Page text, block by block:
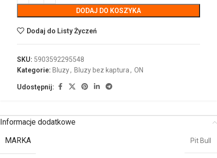
DODAJ DO KOSZYKA
Dodaj do Listy Życzeń
SKU: 5903592295548
Kategorie: Bluzy, Bluzy bez kaptura, ON
Udostępnij:
Informacje dodatkowe
MARKA
Pit Bull